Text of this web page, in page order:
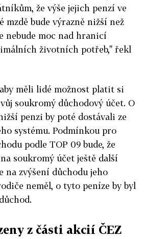
že výše jejich penzí ve
mzdě bude výrazně nižší než
nebude moc nad hranicí
životních potřeb," řekl
měli lidé možnost platit si
soukromý důchodový účet. O
penzi by poté dostávali ze
systému. Podmínkou pro
podle TOP 09 bude, že
soukromý účet ještě další
na zvýšení důchodu jeho
neměl, o tyto peníze by byl
z části akcií ČEZ